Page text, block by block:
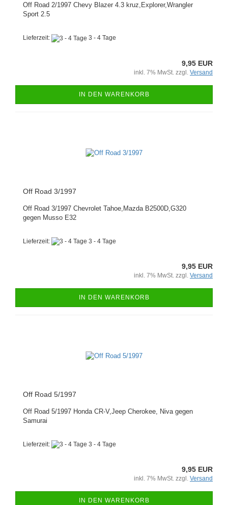
Off Road 2/1997 Chevy Blazer 4.3 kruz,Explorer,Wrangler
Sport 2.5
Lieferzeit: 3 - 4 Tage
9,95 EUR
inkl. 7% MwSt. zzgl. Versand
IN DEN WARENKORB
Off Road 3/1997
Off Road 3/1997 Chevrolet Tahoe,Mazda B2500D,G320
gegen Musso E32
Lieferzeit: 3 - 4 Tage
9,95 EUR
inkl. 7% MwSt. zzgl. Versand
IN DEN WARENKORB
Off Road 5/1997
Off Road 5/1997 Honda CR-V,Jeep Cherokee, Niva gegen
Samurai
Lieferzeit: 3 - 4 Tage
9,95 EUR
inkl. 7% MwSt. zzgl. Versand
IN DEN WARENKORB